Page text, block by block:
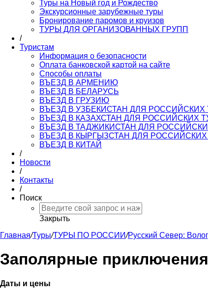
Туры на Новый год и Рождество
Экскурсионные зарубежные туры
Бронирование паромов и круизов
ТУРЫ ДЛЯ ОРГАНИЗОВАННЫХ ГРУПП
/
Туристам
Информация о безопасности
Оплата банковской картой на сайте
Способы оплаты
ВЪЕЗД В АРМЕНИЮ
ВЪЕЗД В БЕЛАРУСЬ
ВЪЕЗД В ГРУЗИЮ
ВЪЕЗД В УЗБЕКИСТАН ДЛЯ РОССИЙСКИХ
ВЪЕЗД В КАЗАХСТАН ДЛЯ РОССИЙСКИХ
ВЪЕЗД В ТАДЖИКИСТАН ДЛЯ
ВЪЕЗД В КЫРГЫЗСТАН ДЛЯ РОССИЙСКИХ
ВЪЕЗД В КИТАЙ
/
Новости
/
Контакты
/
Поиск
Закрыть
Главная/Туры/ТУРЫ ПО РОССИИ/Русский Север:
Заполярные
Даты и цены